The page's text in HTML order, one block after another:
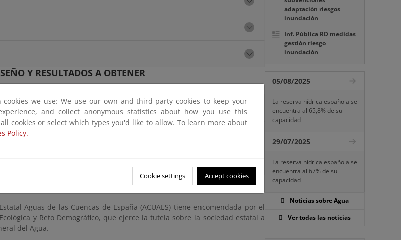
Y RESULTADOS A OBTENER
Aguas de las Cuencas de España (ACUAES) tiene encomendada por el
y Reto Demográfico, que ejerce la tutela sobre la sociedad estatal a
del Agua.
adaptación riesgos
inundación
Inf. Pública RD medidas
gestión riesgo
inundación
05/08/2025
La reserva hídrica española se
encuentra al 65,8% de su
capacidad
29/07/2025
La reserva hídrica española se
encuentra al 67% de su
capacidad
Noticias sobre Agua
Ver todas las noticias
we use: We use our own and third-party cookies to keep your
and collect anonymous statistics about how you use this
cookies or select which types you'd like to allow. To learn more about
Policy.
Cookie settings Accept cookies